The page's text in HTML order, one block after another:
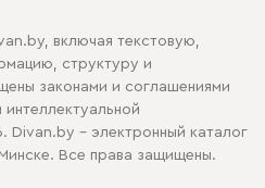
включая текстовую,
структуру и
законами и соглашениями
Divan.by - электронный каталог
Все права защищены.